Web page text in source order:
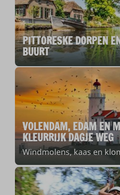
PITTORESKE DORPEN
BUURT
VOLENDAM, EDAM EN
KLEURRIJK DAGJE WEG
Windmolens, kaas en